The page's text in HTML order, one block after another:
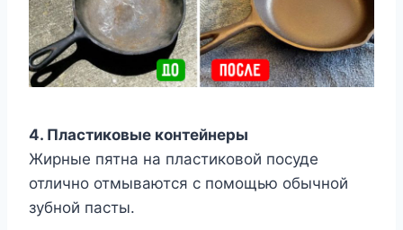
4. Пластиковые контейнеры
Жирные пятна на пластиковой посуде
отлично отмываются с помощью обычной
зубной пасты.